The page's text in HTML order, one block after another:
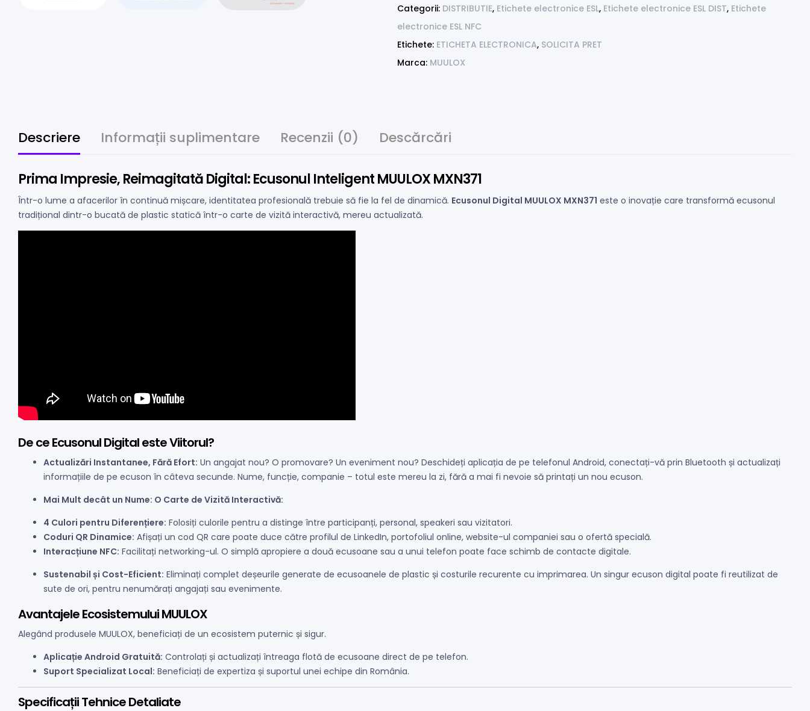
Categorii: DISTRIBUTIE, Etichete electronice ESL, Etichete electronice ESL DIST, Etichete
electronice ESL NFC
Etichete: ETICHETA ELECTRONICA, SOLICITA PRET
Marca: MUULOX
Descriere Informații suplimentare Recenzii (0) Descărcări
Prima Impresie, Reimagitată Digital: Ecusonul Inteligent MUULOX MXN371
Într-o lume a afacerilor în continuă mișcare, identitatea profesională trebuie să fie la fel de dinamică. Ecusonul Digital MUULOX MXN371 este o inovație care transformă ecusonul
tradițional dintr-o bucată de plastic statică într-o carte de vizită interactivă, mereu actualizată.
De ce Ecusonul Digital este Viitorul?
Actualizări Instantanee, Fără Efort: Un angajat nou? O promovare? Un eveniment nou? Deschideți aplicația de pe telefonul Android, conectați-vă prin Bluetooth și actualizați
informațiile de pe ecuson în câteva secunde. Nume, funcție, companie – totul este mereu la zi, fără a mai fi nevoie să printați un nou ecuson.
Mai Mult decât un Nume: O Carte de Vizită Interactivă:
4 Culori pentru Diferențiere: Folosiți culorile pentru a distinge între participanți, personal, speakeri sau vizitatori.
Coduri QR Dinamice: Afișați un cod QR care poate duce către profilul de LinkedIn, portofoliul online, website-ul companiei sau o ofertă specială.
Interacțiune NFC: Facilitați networking-ul. O simplă apropiere a două ecusoane sau a unui telefon poate face schimb de contacte digitale.
Sustenabil și Cost-Eficient: Eliminați complet deșeurile generate de ecusoanele de plastic și costurile recurente cu imprimarea. Un singur ecuson digital poate fi reutilizat de
sute de ori, pentru nenumărați angajați sau evenimente.
Avantajele Ecosistemului MUULOX
Alegând produsele MUULOX, beneficiați de un ecosistem puternic și sigur.
Aplicație Android Gratuită: Controlați și actualizați întreaga flotă de ecusoane direct de pe telefon.
Suport Specializat Local: Beneficiați de expertiza și suportul unei echipe din România.
Specificații Tehnice Detaliate